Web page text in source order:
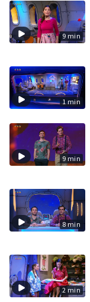
9 min
1 min
9 min
8 min
2 min